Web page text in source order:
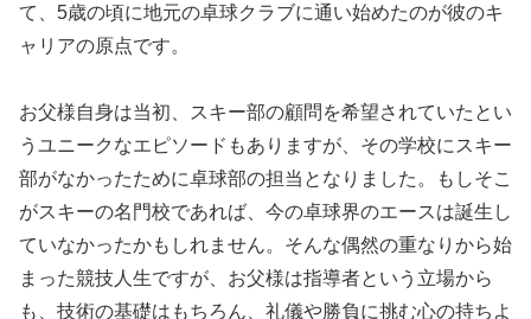
て、5歳の頃に地元の卓球クラブに通い始めたのが彼のキ
ャリアの原点です。
お父様自身は当初、スキー部の顧問を希望されていたとい
うユニークなエピソードもありますが、その学校にスキー
部がなかったために卓球部の担当となりました。もしそこ
がスキーの名門校であれば、今の卓球界のエースは誕生し
ていなかったかもしれません。そんな偶然の重なりから始
まった競技人生ですが、お父様は指導者という立場から
も、技術の基礎はもちろん、礼儀や勝負に挑む心の持ちよ